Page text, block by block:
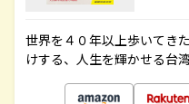
世界を４０年以上歩いてき
けする、人生を輝かせる台